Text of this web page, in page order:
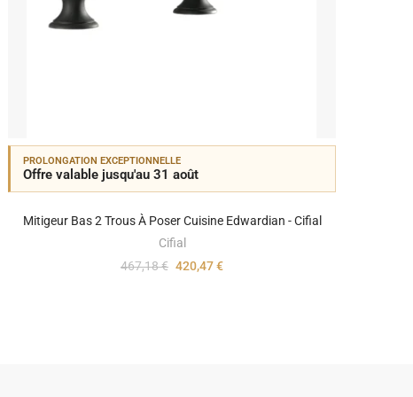
PROLONGATION EXCEPTIONNELLE
Offre valable jusqu'au 31 août
Mitigeur Bas 2 Trous À Poser Cuisine Edwardian - Cifial
Cifial
467,18 € 420,47 €